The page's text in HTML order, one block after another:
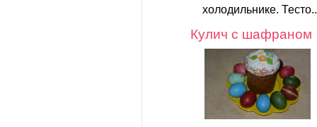
холодильнике.
Кулич с шафраном